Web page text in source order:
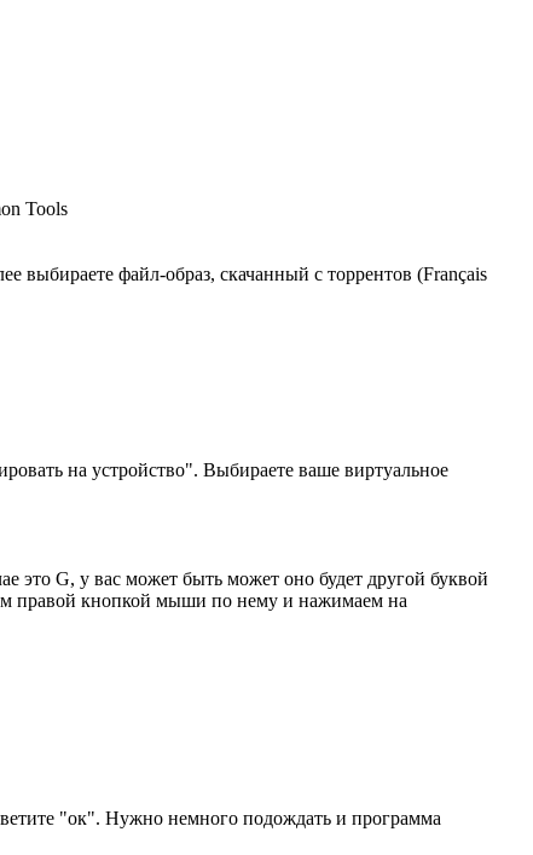
Tools
выбираете файл-образ, скачанный с торрентов (Français
на устройство". Выбираете ваше виртуальное
это G, у вас может быть может оно будет другой буквой
правой кнопкой мыши по нему и нажимаем на
"ок". Нужно немного подождать и программа